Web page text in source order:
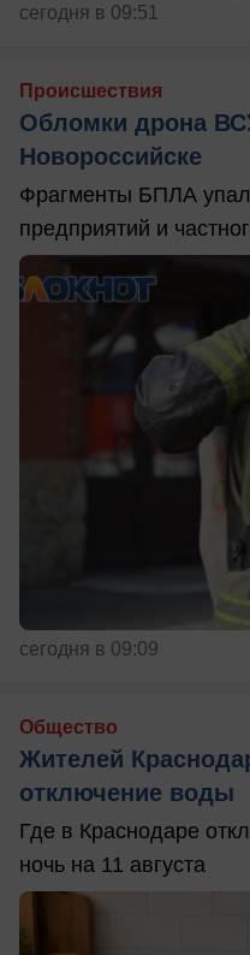
сегодня в 09:51
Происшествия
Обломки дрона
Новороссийске
Фрагменты БПЛА
предприятий и
сегодня в 09:09
Общество
Жителей
отключение воды
Где в Краснодаре
ночь на 11 августа